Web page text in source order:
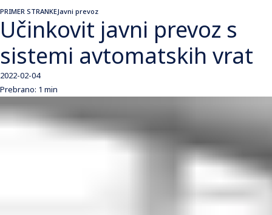
PRIMER STRANKEJavni prevoz
Učinkovit javni prevoz s
sistemi avtomatskih vrat
2022-02-04
Prebrano: 1 min